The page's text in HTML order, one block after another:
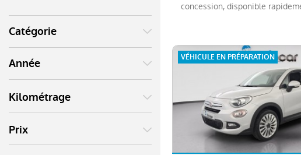
Catégorie
Année
Kilométrage
Prix
concession, disponible
VÉHICULE EN PRÉPARATION